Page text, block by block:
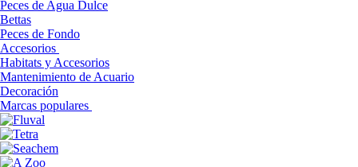
Peces de Agua Dulce
Bettas
Peces de Fondo
Accesorios
Habitats y Accesorios
Mantenimiento de Acuario
Decoración
Marcas populares